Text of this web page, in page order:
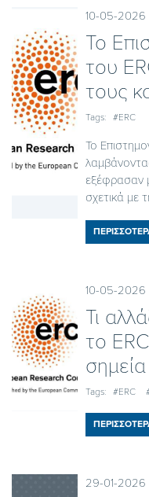
10-05-2026
To
του
τους
Tags: #ERC
Το
εξέφρασαν
σχετικά με
10-05-2026
Τι
το
Tags: #ERC
29-01-2026